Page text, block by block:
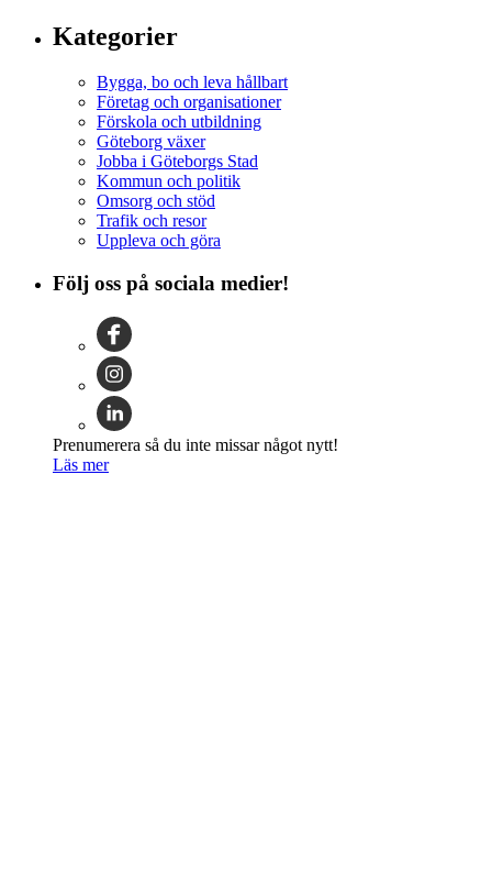
Kategorier
Bygga, bo och leva hållbart
Företag och organisationer
Förskola och utbildning
Göteborg växer
Jobba i Göteborgs Stad
Kommun och politik
Omsorg och stöd
Trafik och resor
Uppleva och göra
Följ oss på sociala medier!
Prenumerera så du inte missar något nytt!
Läs mer